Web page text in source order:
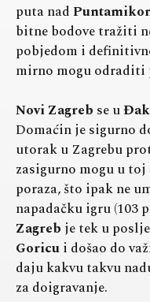
puta nad
bitne bodove tražiti
pobjedom i
mirno mogu odraditi
Novi Zagreb se u
Domaćin je sigurno
utorak u Zagrebu
zasigurno mogu u
poraza, što ipak ne
napadačku igru (103
Zagreb je tek u
Goricui došao do
daju kakvu takvu
za doigravanje.